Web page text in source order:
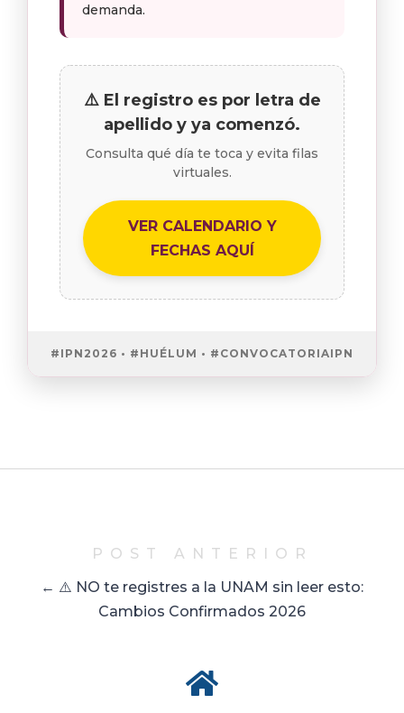
demanda.
⚠️ El registro es por letra de
apellido y ya comenzó.
Consulta qué día te toca y evita filas
virtuales.
VER CALENDARIO Y
FECHAS AQUÍ
#IPN2026 • #HUÉLUM • #CONVOCATORIAIPN
POST ANTERIOR
← ⚠️ NO te registres a la UNAM sin leer esto:
Cambios Confirmados 2026